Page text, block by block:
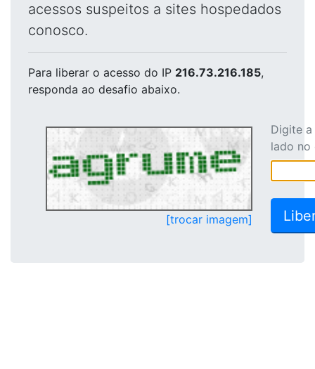
acessos suspeitos a sites hospedados
conosco.
Para liberar o acesso do IP 216.73.216.185,
responda ao desafio abaixo.
[trocar imagem]
Digite
lado no